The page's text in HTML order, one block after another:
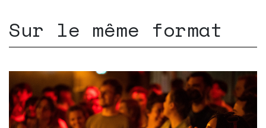
Sur le même format